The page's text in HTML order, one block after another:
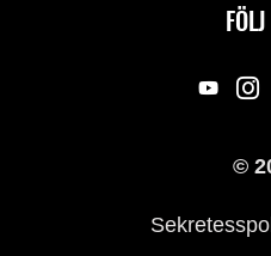
Rättsligt & Sekretess
©